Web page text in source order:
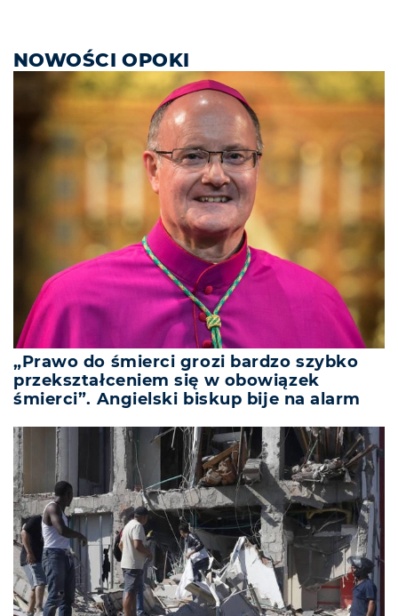
NOWOŚCI OPOKI
„Prawo do śmierci grozi bardzo szybko
przekształceniem się w obowiązek
śmierci”. Angielski biskup bije na alarm